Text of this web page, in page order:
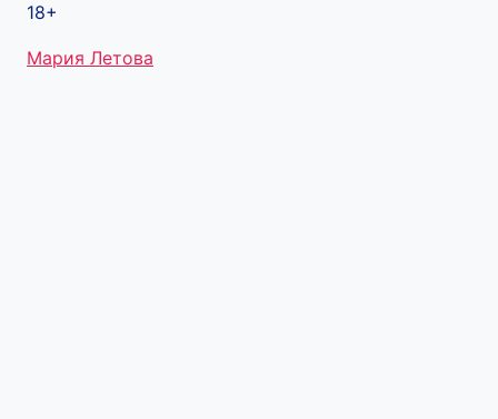
18+
Метки
Мария Летова